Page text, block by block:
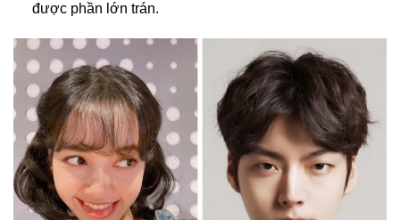
được phần lớn trán.